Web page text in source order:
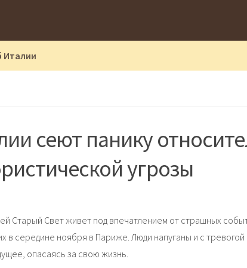
Италии
сеют панику
угрозы
Старый Свет живет под впечатлением от страшных
в середине ноября в Париже. Люди напуганы и с тревогой
опасаясь за свою жизнь.